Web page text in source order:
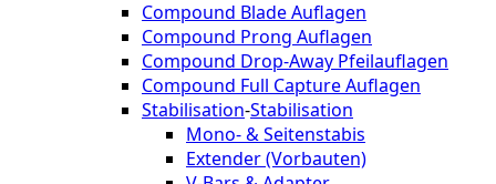
Compound Blade Auflagen
Compound Prong Auflagen
Compound Drop-Away Pfeilauflagen
Compound Full Capture Auflagen
Stabilisation-Stabilisation
Mono- & Seitenstabis
Extender (Vorbauten)